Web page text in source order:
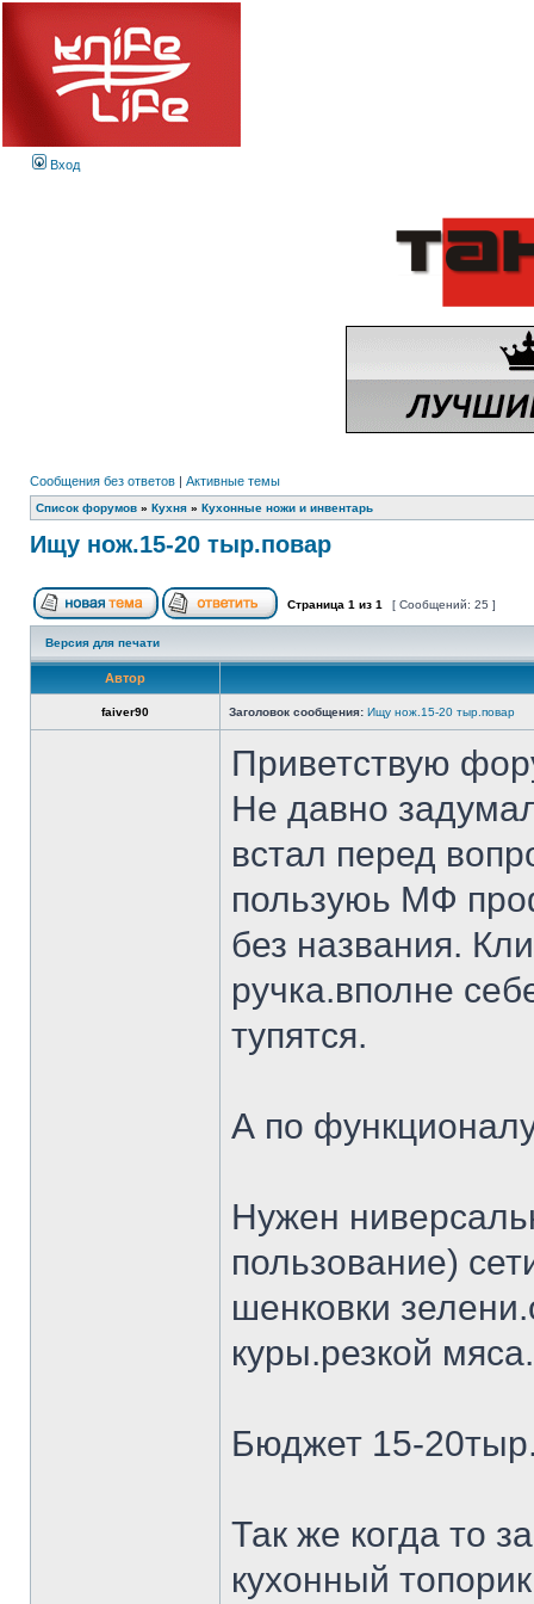
Вход
Сообщения без ответов | Активные темы
Список форумов » Кухня » Кухонные ножи и инвентарь
Ищу нож.15-20 тыр.повар
Страница 1 из 1 [ Сообщений: 25 ]
Версия для печати
Автор
faiver90 Заголовок сообщения: Ищу нож.15-20 тыр.повар
Приветствую
Не давно
встал перед
пользуюь МФ
без названия.
ручка.вполне
тупятся.
А по
Нужен
пользование)
шенковки
куры.резкой
Бюджет 15-
Так же когда то
кухонный